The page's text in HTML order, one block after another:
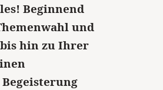
Beginnend
und
hin zu Ihrer